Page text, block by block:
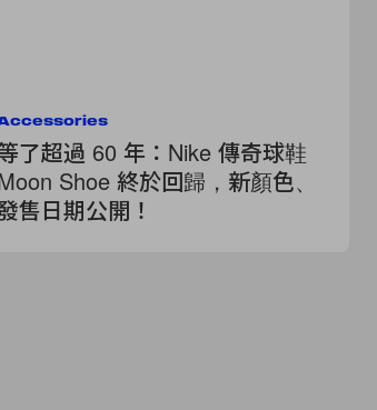
了超過 60 年：Nike 傳奇球鞋
Shoe 終於回歸，新顏色、
售日期公開！